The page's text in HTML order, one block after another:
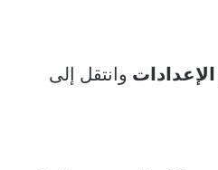
الإعدادات وانتقل إلى